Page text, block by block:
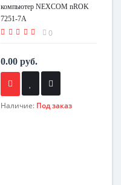
компьютер NEXCOM nROK
7251-7A
0
0.00 руб.
Наличие: Под заказ